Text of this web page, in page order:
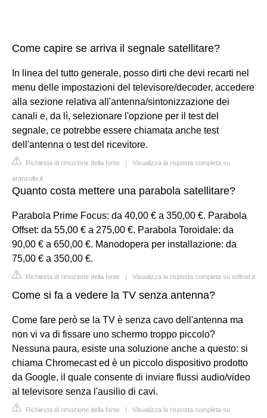
Come capire se arriva il segnale satellitare?
In linea del tutto generale, posso dirti che devi recarti nel
menu delle impostazioni del televisore/decoder, accedere
alla sezione relativa all'antenna/sintonizzazione dei
canali e, da lì, selezionare l'opzione per il test del
segnale, ce potrebbe essere chiamata anche test
dell'antenna o test del ricevitore.
Richiesta di rimozione della fonte | Visualizza la risposta completa su
aranzulla.it
Quanto costa mettere una parabola satellitare?
Parabola Prime Focus: da 40,00 € a 350,00 €. Parabola
Offset: da 55,00 € a 275,00 €. Parabola Toroidale: da
90,00 € a 650,00 €. Manodopera per installazione: da
75,00 € a 350,00 €.
Richiesta di rimozione della fonte | Visualizza la risposta completa su edilnet.it
Come si fa a vedere la TV senza antenna?
Come fare però se la TV è senza cavo dell'antenna ma
non vi va di fissare uno schermo troppo piccolo?
Nessuna paura, esiste una soluzione anche a questo: si
chiama Chromecast ed è un piccolo dispositivo prodotto
da Google, il quale consente di inviare flussi audio/video
al televisore senza l'ausilio di cavi.
Richiesta di rimozione della fonte | Visualizza la risposta completa su